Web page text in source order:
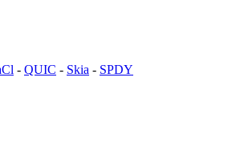
- QUIC - Skia - SPDY